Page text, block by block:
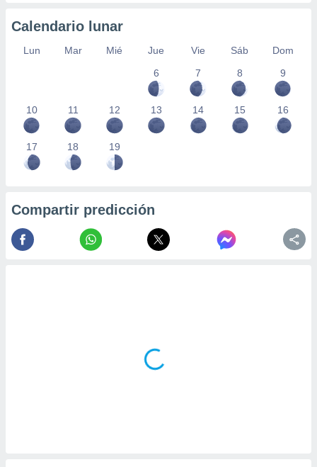
Calendario lunar
Lun Mar Mié Jue Vie Sáb
Dom
6
7 8 9
10 11 12 13 14 15 16
17 18 19
Compartir predicción